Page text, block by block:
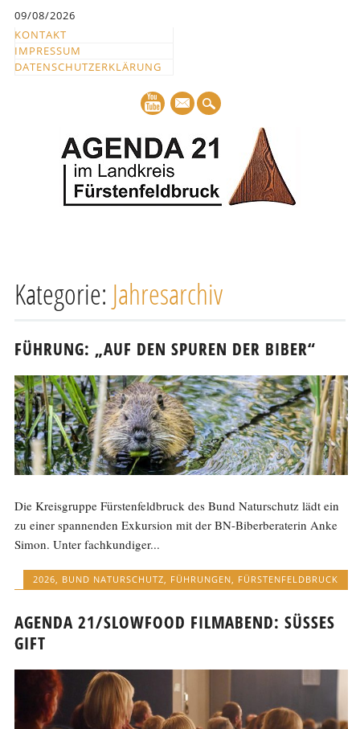
springen
09/08/2026
KONTAKT
IMPRESSUM
DATENSCHUTZERKLÄRUNG
zum
Kategorie: Jahresarchiv
FÜHRUNG: „AUF DEN SPUREN DER BIBER“
Die Kreisgruppe Fürstenfeldbruck des Bund Naturschutz lädt ein
zu einer spannenden Exkursion mit der BN-Biberberaterin Anke
Simon. Unter fachkundiger...
2026, BUND NATURSCHUTZ, FÜHRUNGEN, FÜRSTENFELDBRUCK
AGENDA 21/SLOWFOOD FILMABEND: SÜSSES G
IFT